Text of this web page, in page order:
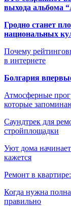
выхода альбома
Гродно станет
национальных
Почему
в интернете
Болгария
Атмосферные
которые
Саундтрек для
стройплощадки
Уют дома
кажется
Ремонт в
Когда нужна
правильно